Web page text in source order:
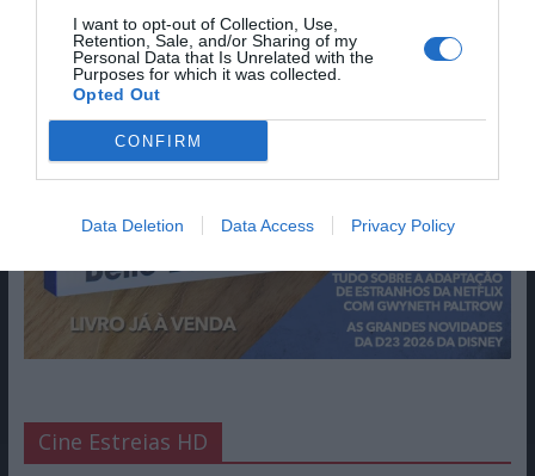
I want to opt-out of Collection, Use,
Retention, Sale, and/or Sharing of my
Personal Data that Is Unrelated with the
Purposes for which it was collected.
Opted Out
CONFIRM
Data Deletion Data Access Privacy Policy
Cine Estreias HD